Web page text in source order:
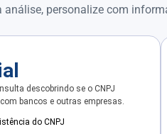
análise, personalize com
descobrindo se o CNPJ
bancos e outras empresas.
do CNPJ